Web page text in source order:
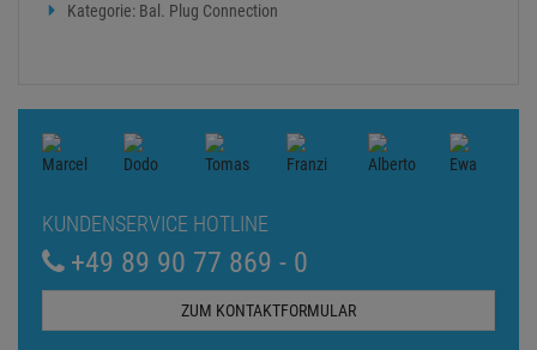
Kategorie: Bal. Plug Connection
KUNDENSERVICE HOTLINE
+49 89 90 77 869 - 0
ZUM KONTAKTFORMULAR